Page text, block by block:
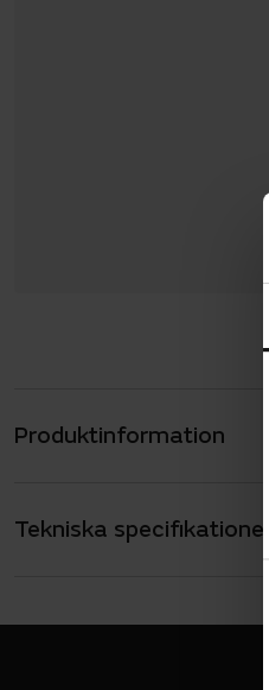
m
Produktinformation
Tekniska specifikationer